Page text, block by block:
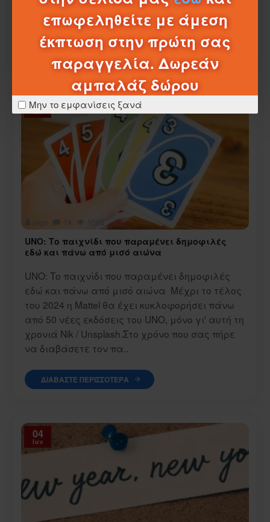
επωφεληθείτε με άμεση
έκπτωση στην πρώτη σας
παραγγελία. Δωρεάν
αμπαλάζ δώρου
Μην το εμφανίσεις ξανά
Ταυτόχρονα, ο τρόπος που διασκεδάζουν
σηματ..
ΔΙΑΒΆΣΤΕ ΠΕΡΙΣΣΌΤΕΡΑ
16
Ιαν
UNO: Το παιχνίδι που παραμένει δημοφιλές
εδώ και πάνω από μισό αιώνα
UNO: Το παιχνίδι που παραμένει δημοφιλές
εδώ και πάνω από μισό αιώνα Μέχρι το τέλος
του 2024 η Mattel θα έχει κυκλοφορήσει πάνω
από 50 νέες εκδόσεις του UNO, μόνο γι' αυτή τη
χρονιά Nik / Unsplash.Στο χρόνο που σας πήρε
να διαβάσετε τον πα..
ΔΙΑΒΆΣΤΕ ΠΕΡΙΣΣΌΤΕΡΑ
04
Ιαν